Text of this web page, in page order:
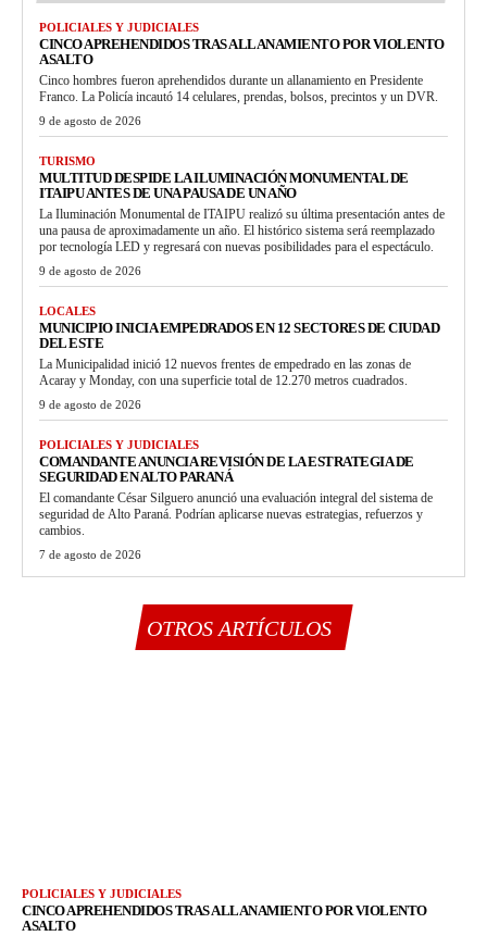
POLICIALES Y JUDICIALES
CINCO APREHENDIDOS TRAS ALLANAMIENTO POR VIOLENTO
ASALTO
Cinco hombres fueron aprehendidos durante un allanamiento en Presidente
Franco. La Policía incautó 14 celulares, prendas, bolsos, precintos y un DVR.
9 de agosto de 2026
TURISMO
MULTITUD DESPIDE LA ILUMINACIÓN MONUMENTAL DE
ITAIPU ANTES DE UNA PAUSA DE UN AÑO
La Iluminación Monumental de ITAIPU realizó su última presentación antes de
una pausa de aproximadamente un año. El histórico sistema será reemplazado
por tecnología LED y regresará con nuevas posibilidades para el espectáculo.
9 de agosto de 2026
LOCALES
MUNICIPIO INICIA EMPEDRADOS EN 12 SECTORES DE CIUDAD
DEL ESTE
La Municipalidad inició 12 nuevos frentes de empedrado en las zonas de
Acaray y Monday, con una superficie total de 12.270 metros cuadrados.
9 de agosto de 2026
POLICIALES Y JUDICIALES
COMANDANTE ANUNCIA REVISIÓN DE LA ESTRATEGIA DE
SEGURIDAD EN ALTO PARANÁ
El comandante César Silguero anunció una evaluación integral del sistema de
seguridad de Alto Paraná. Podrían aplicarse nuevas estrategias, refuerzos y
cambios.
7 de agosto de 2026
OTROS ARTÍCULOS
POLICIALES Y JUDICIALES
CINCO APREHENDIDOS TRAS ALLANAMIENTO POR VIOLENTO
ASALTO